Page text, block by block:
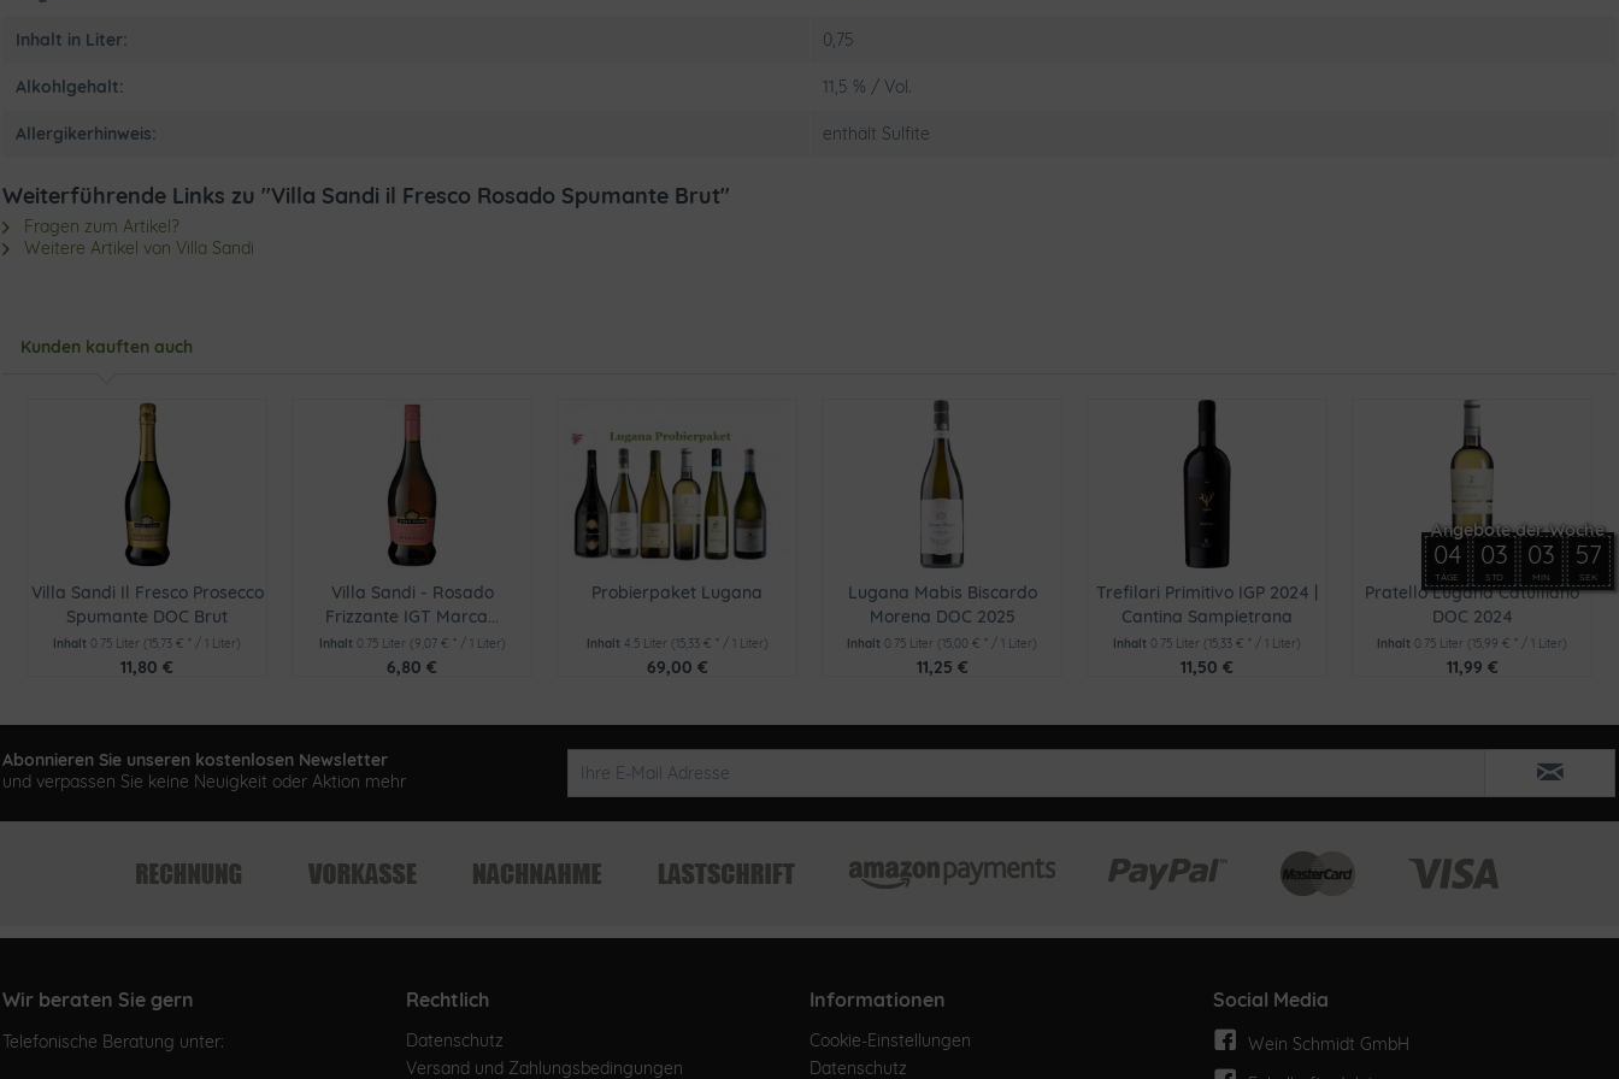
Inhalt in Liter: 0,75
Alkohlgehalt: 11,5 % / Vol.
Allergikerhinweis: enthält Sulfite
Weiterführende Links zu "Villa Sandi il Fresco Rosado Spumante Brut"
Fragen zum Artikel?
Weitere Artikel von Villa Sandi
Kunden kauften auch
Villa Sandi Il Fresco Prosecco
Spumante DOC Brut
Inhalt 0.75 Liter (15,73 € * / 1 Liter)
11,80 €
Villa Sandi - Rosado
Frizzante IGT Marca...
Inhalt 0.75 Liter (9,07 € * / 1 Liter)
6,80 €
Probierpaket Lugana
Inhalt 4.5 Liter (15,33 € * / 1 Liter)
69,00 €
Lugana Mabis Biscardo
Morena DOC 2025
Inhalt 0.75 Liter (15,00 € * / 1 Liter)
11,25 €
Trefilari Primitivo IGP 2024 |
Cantina Sampietrana
Inhalt 0.75 Liter (15,33 € * / 1 Liter)
11,50 €
Pratello Lugana Catulliano
DOC 2024
Inhalt 0.75 Liter (15,99 € * / 1 Liter)
11,99 €
Abonnieren Sie unseren kostenlosen Newsletter
und verpassen Sie keine Neuigkeit oder Aktion mehr
Wir beraten Sie gern
Telefonische Beratung unter:
Rechtlich
Datenschutz
Versand und Zahlungsbedingungen
Informationen
Cookie-Einstellungen
Datenschutz
Social Media
Wein Schmidt GmbH
04
TAGE
03
STD
03
MIN
55
SEK